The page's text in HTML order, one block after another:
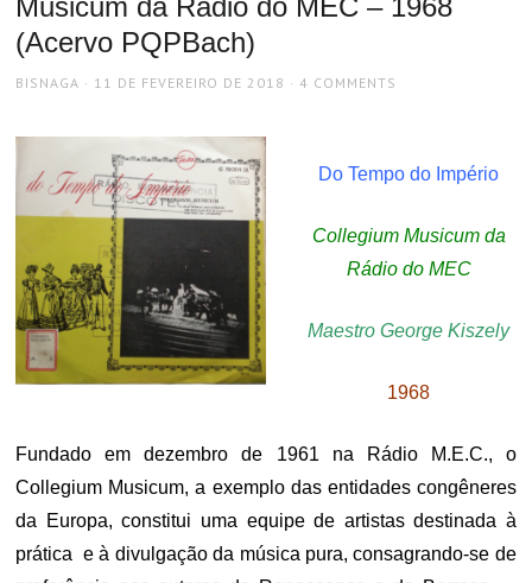
Musicum da Rádio do MEC – 1968
(Acervo PQPBach)
AUTHOR
BISNAGA
POSTED
11 DE FEVEREIRO DE 2018 4 COMMENTS
Do Tempo do Império
Collegium Musicum da
Rádio do MEC
Maestro George Kiszely
1968
Fundado em dezembro de 1961 na Rádio M.E.C., o
Collegium Musicum, a exemplo das entidades congêneres
da Europa, constitui uma equipe de artistas destinada à
prática e à divulgação da música pura, consagrando-se de